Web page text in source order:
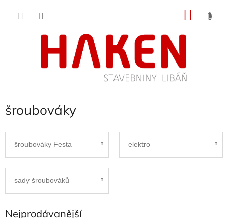
šroubováky
šroubováky Festa elektro
sady šroubováků
Nejprodávanější